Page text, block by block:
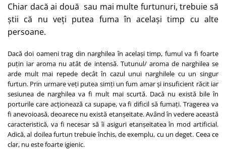
Chiar dacă ai două sau mai multe furtunuri, trebuie să
știi că nu veți putea fuma în același timp cu alte
persoane.
Dacă doi oameni trag din narghilea în același timp, fumul va fi foarte
puțin iar aroma nu atât de intensă. Tutunul/ aroma de narghilea se
arde mult mai repede decât în ​​cazul unui narghilele cu un singur
furtun. Prin urmare veți putea simți un fum amar și insuficient răcit iar
sesiunea de narghilea va fi mult mai scurtă. Dacă nu există bile în
porturile care acționează ca supape, va fi dificil să fumați. Tragerea va
fi anevoioasă, deoarece nu există etanșeitate. Având în vedere această
caracteristică, va fi necesar să îi asiguri etanșeitatea în mod artificial.
Adică, al doilea furtun trebuie închis, de exemplu, cu un deget. Ceea ce
clar, nu este foarte igienic.